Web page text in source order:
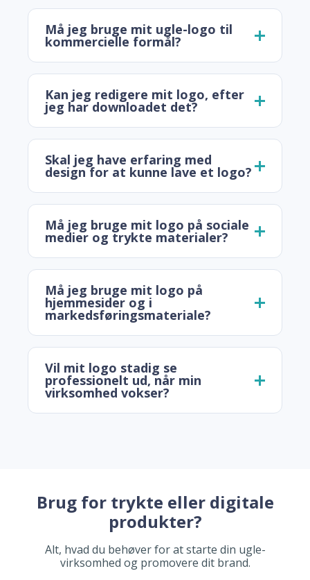
Må jeg bruge mit ugle-logo til
kommercielle formål?
Kan jeg redigere mit logo, efter
jeg har downloadet det?
Skal jeg have erfaring med
design for at kunne lave et logo?
Må jeg bruge mit logo på sociale
medier og trykte materialer?
Må jeg bruge mit logo på
hjemmesider og i
markedsføringsmateriale?
Vil mit logo stadig se
professionelt ud, når min
virksomhed vokser?
Brug for trykte eller digitale
produkter?
Alt, hvad du behøver for at starte din ugle-
virksomhed og promovere dit brand.